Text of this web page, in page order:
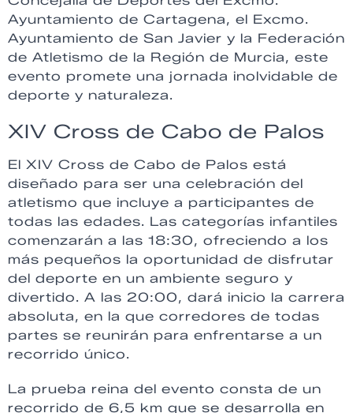
Ayuntamiento de Cartagena, el Excmo.
Ayuntamiento de San Javier y la Federación
de Atletismo de la Región de Murcia, este
evento promete una jornada inolvidable de
deporte y naturaleza.
XIV Cross de Cabo de Palos
El XIV Cross de Cabo de Palos está
diseñado para ser una celebración del
atletismo que incluye a participantes de
todas las edades. Las categorías infantiles
comenzarán a las 18:30, ofreciendo a los
más pequeños la oportunidad de disfrutar
del deporte en un ambiente seguro y
divertido. A las 20:00, dará inicio la carrera
absoluta, en la que corredores de todas
partes se reunirán para enfrentarse a un
recorrido único.
La prueba reina del evento consta de un
recorrido de 6,5 km que se desarrolla en